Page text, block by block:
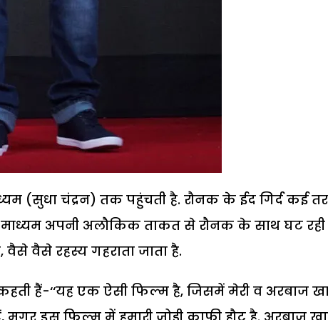
(सुधा चंद्रन) तक पहुंचती है. रौनक के ईद गिर्द कई
माध्यम अपनी अलौकिक ताकत से रौनक के साथ घट रही
वैसे रहस्य गहराता जाता है.
हैं-‘‘यह एक ऐसी फिल्म है, जिसमें मेरी व अरबाज